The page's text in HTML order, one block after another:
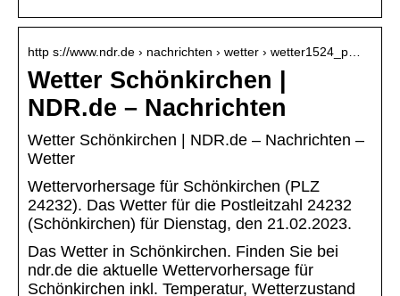
http s://www.ndr.de › nachrichten › wetter › wetter1524_p…
Wetter Schönkirchen |
NDR.de – Nachrichten
Wetter Schönkirchen | NDR.de – Nachrichten –
Wetter
Wettervorhersage für Schönkirchen (PLZ
24232). Das Wetter für die Postleitzahl 24232
(Schönkirchen) für Dienstag, den 21.02.2023.
Das Wetter in Schönkirchen. Finden Sie bei
ndr.de die aktuelle Wettervorhersage für
Schönkirchen inkl. Temperatur, Wetterzustand